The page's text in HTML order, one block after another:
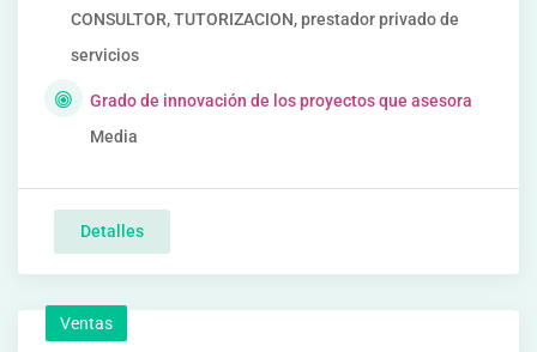
CONSULTOR, TUTORIZACION, prestador privado de
servicios
Grado de innovación de los proyectos que asesora
Media
Detalles
Ventas